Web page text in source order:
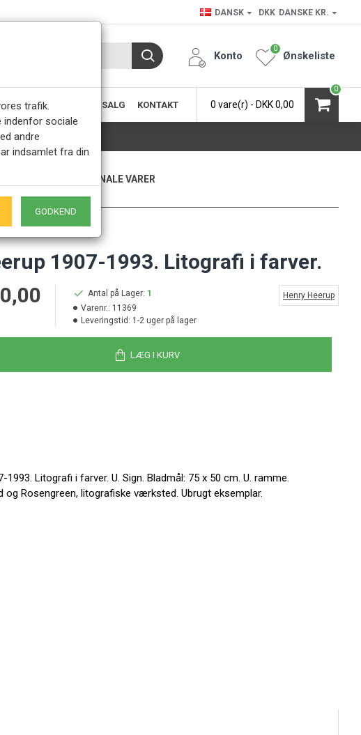
DANSK DKK DANSKE KR.
Konto Ønskeliste
0
CLASSIC KØB & SALG KONTAKT 0 vare(r) - DKK 0,00
0
KUN ORIGINALE VARER
1907-1993. Litografi i farver.
Antal på Lager: 1
Varenr.: 11369
Leveringstid: 1-2 uger på lager
Henry Heerup
LÆG I KURV
1993. Litografi i farver. U. Sign. Bladmål: 75 x 50 cm. U. ramme.
og Rosengreen, litografiske værksted. Ubrugt eksemplar.
trafik.
indenfor sociale
andre
indsamlet fra din
GODKEND